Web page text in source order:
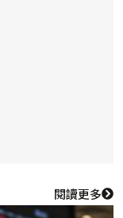
閱讀更多